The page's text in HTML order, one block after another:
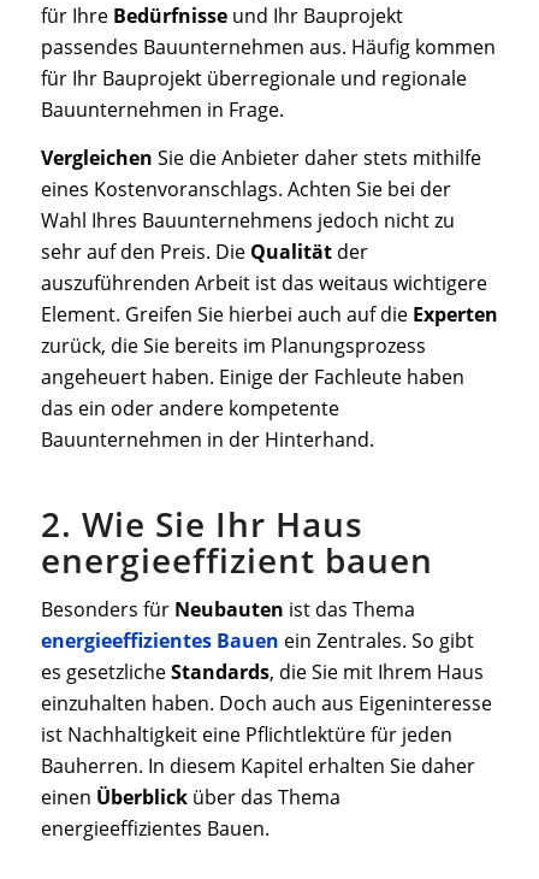
für Ihre Bedürfnisseund Ihr Bauprojekt
passendes Bauunternehmen aus. Häufig kommen
für Ihr Bauprojekt überregionale und regionale
Bauunternehmen in Frage.
Vergleichen Sie die Anbieter daher stets mithilfe
eines Kostenvoranschlags. Achten Sie bei der
Wahl Ihres Bauunternehmens jedoch nicht zu
sehr auf den Preis. Die Qualitätder
auszuführenden Arbeit ist das weitaus wichtigere
Element. Greifen Sie hierbei auch auf die Experten
zurück, die Sie bereits im Planungsprozess
angeheuert haben. Einige der Fachleute haben
das ein oder andere kompetente
Bauunternehmen in der Hinterhand.
2. Wie Sie Ihr Haus
energieeffizient bauen
Besonders für Neubauten ist das Thema
energieeffizientes Bauen ein Zentrales. So gibt
es gesetzlicheStandards, die Sie mit Ihrem Haus
einzuhalten haben. Doch auch aus Eigeninteresse
ist Nachhaltigkeit eine Pflichtlektüre für jeden
Bauherren. In diesem Kapitel erhalten Sie daher
einen Überblicküber das Thema
energieeffizientes Bauen.